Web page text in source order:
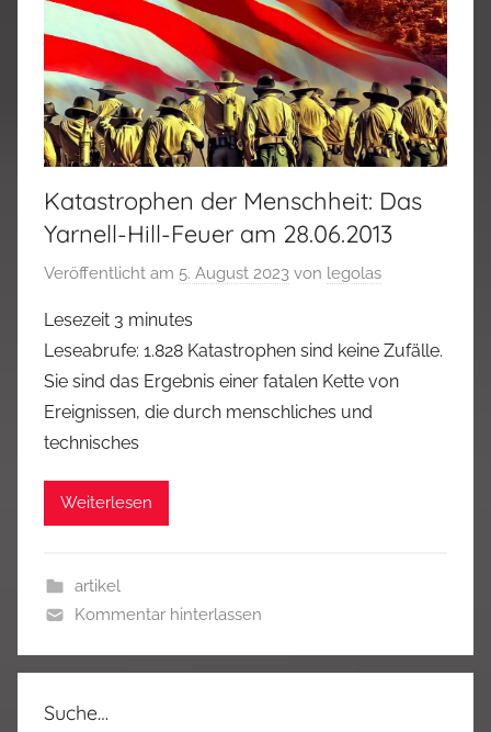
Katastrophen der Menschheit: Das
Yarnell-Hill-Feuer am 28.06.2013
Veröffentlicht am 5. August 2023 von legolas
Lesezeit 3 minutes
Leseabrufe: 1.828 Katastrophen sind keine Zufälle.
Sie sind das Ergebnis einer fatalen Kette von
Ereignissen, die durch menschliches und
technisches
Weiterlesen
artikel
Kommentar hinterlassen
Suche…